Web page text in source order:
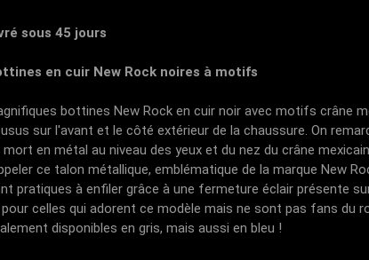
sous 45 jours
en cuir New Rock noires à motifs
bottines New Rock en cuir noir avec motifs crâne
sur l'avant et le côté extérieur de la chaussure. On
mort en métal au niveau des yeux et du nez du crâne
ce talon métallique, emblématique de la marque New
pratiques à enfiler grâce à une fermeture éclair présente
celles qui adorent ce modèle mais ne sont pas fans du
disponibles en gris, mais aussi en bleu !